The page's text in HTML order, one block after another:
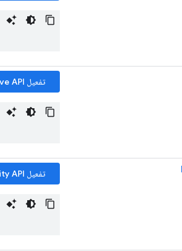
تفعيل Drive API
تفعيل Drive Activity API